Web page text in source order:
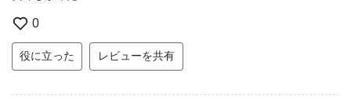
0
役に立った レビューを共有